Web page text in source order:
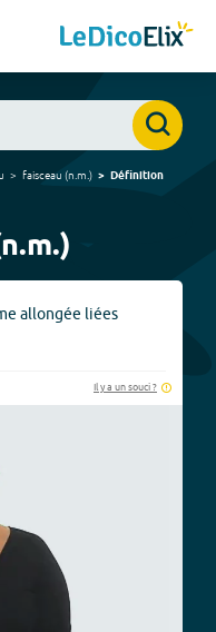
faisceau (n.m. ) Définition
allongée liées
Il y a un souci ?